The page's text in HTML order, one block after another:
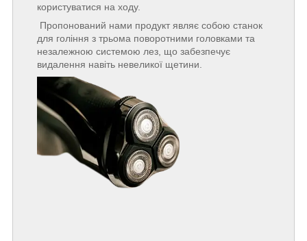
користуватися на ходу.
Пропонований нами продукт являє собою станок
для гоління з трьома поворотними головками та
незалежною системою лез, що забезпечує
видалення навіть невеликої щетини.